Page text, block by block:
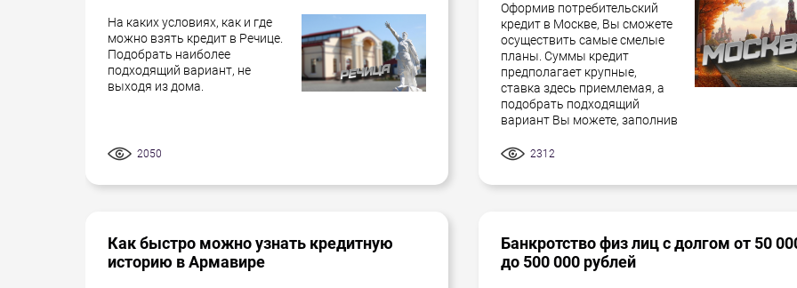
На каких условиях, как и где
можно взять кредит в Речице.
Подобрать наиболее
подходящий вариант, не
выходя из дома.
2050
Оформив потребительский
кредит в Москве, Вы сможете
осуществить самые смелые
планы. Суммы кредит
предполагает крупные,
ставка здесь приемлемая, а
подобрать подходящий
вариант Вы можете, заполнив
2312
Как быстро можно узнать кредитную
историю в Армавире
Банкротство физ лиц с долгом от 50
до 500 000 рублей